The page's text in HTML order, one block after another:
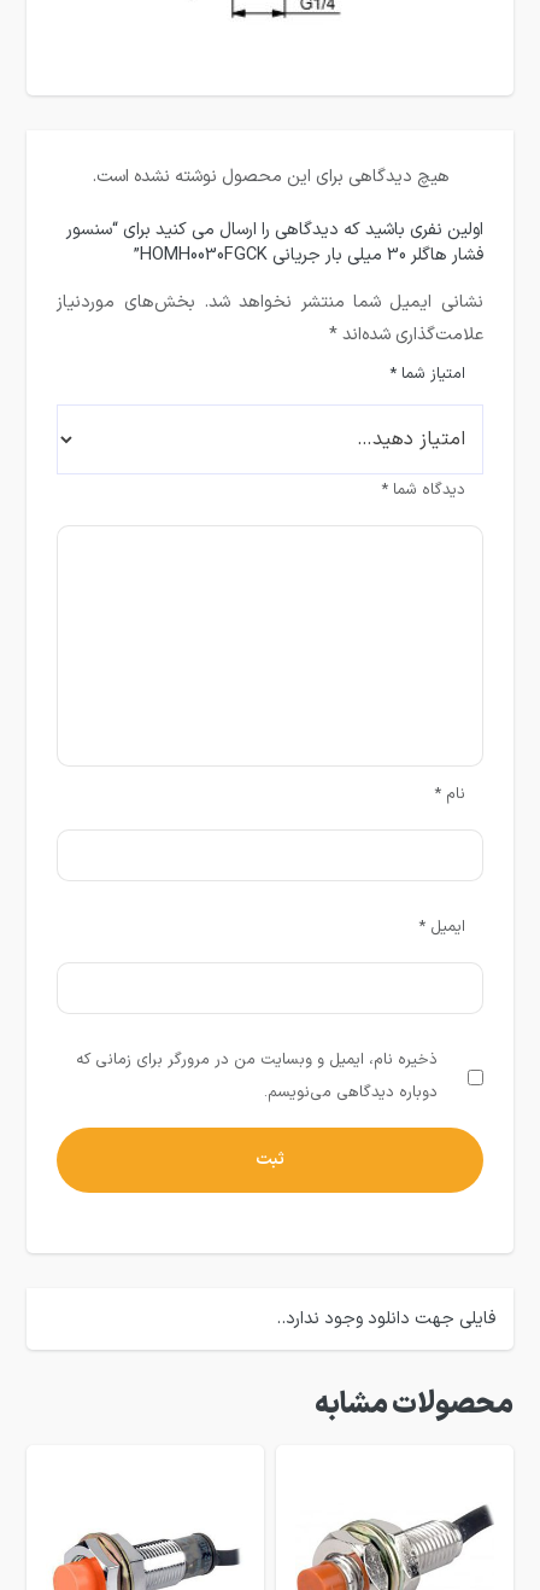
هیچ دیدگاهی برای این محصول نوشته نشده است.
اولین نفری باشید که دیدگاهی را ارسال می کنید برای “سنسور
فشار هاگلر 30 میلی بار جریانی HOMH0030FGCK”
نشانی ایمیل شما منتشر نخواهد شد. بخش‌های موردنیاز
علامت‌گذاری شده‌اند*
امتیاز شما*
دیدگاه شما*
نام*
ایمیل*
ذخیره نام، ایمیل و وبسایت من در مرورگر برای زمانی که
دوباره دیدگاهی می‌نویسم.
فایلی جهت دانلود وجود ندارد..
محصولات مشابه